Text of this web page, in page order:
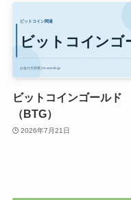
ビットコインゴールド
（BTG）
2026年7月21日